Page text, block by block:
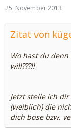
25. November 2013
Zitat von
Wo hast du
will???!!
Jetzt stelle ich
(weiblich) die
dich böse bzw.